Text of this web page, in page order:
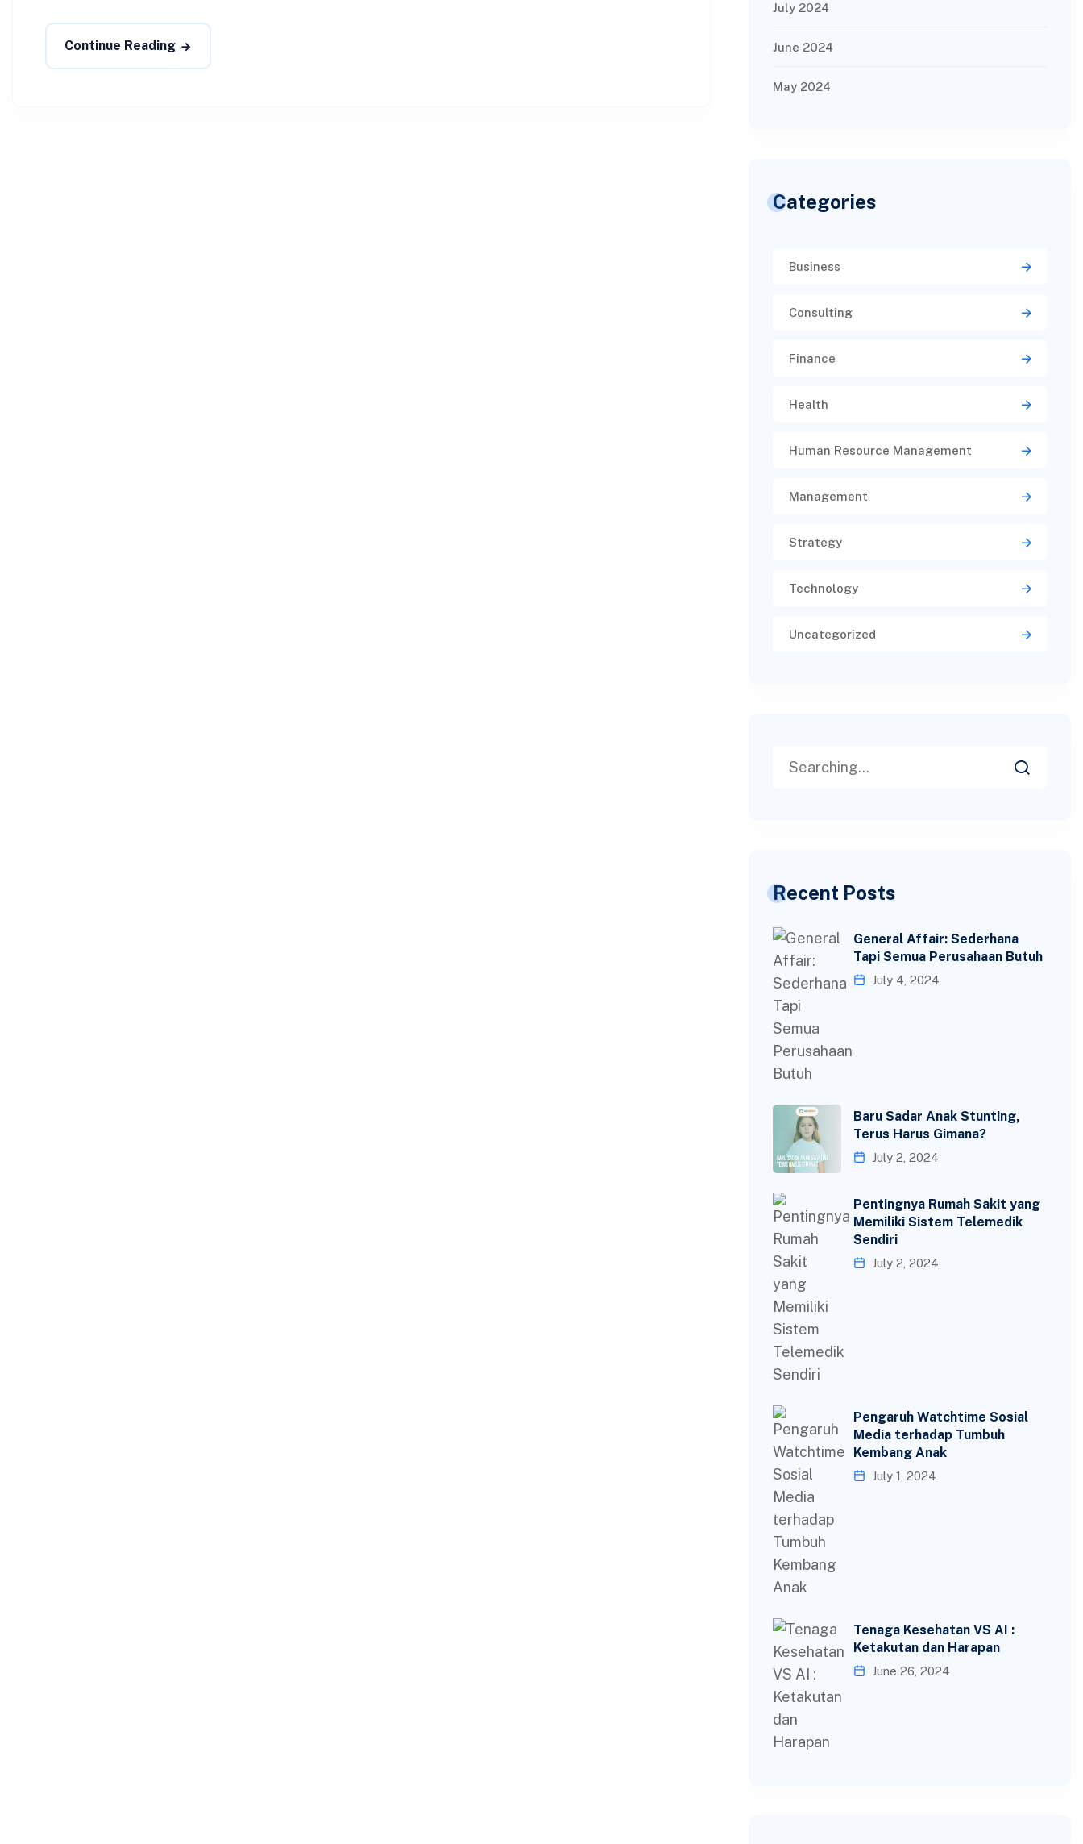
Continue Reading
July 2024
June 2024
May 2024
Categories
Business
Consulting
Finance
Health
Human Resource Management
Management
Strategy
Technology
Uncategorized
Recent Posts
General Affair: Sederhana
Tapi Semua Perusahaan Butuh
July 4, 2024
Baru Sadar Anak Stunting,
Terus Harus Gimana?
July 2, 2024
Pentingnya Rumah Sakit yang
Memiliki Sistem Telemedik
Sendiri
July 2, 2024
Pengaruh Watchtime Sosial
Media terhadap Tumbuh
Kembang Anak
July 1, 2024
Tenaga Kesehatan VS AI :
Ketakutan dan Harapan
June 26, 2024